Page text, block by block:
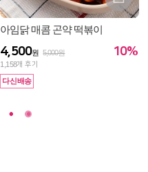
아임닭 매콤 곤약 떡볶이
4,500원
5,000원
1,158개 후기
10%
다신배송